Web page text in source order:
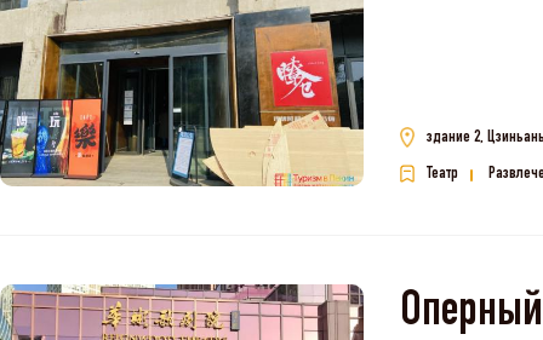
здание 2,
Театр